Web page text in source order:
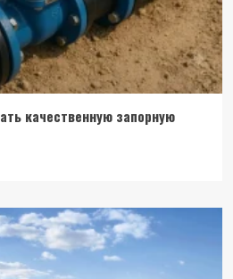
качественную запорную